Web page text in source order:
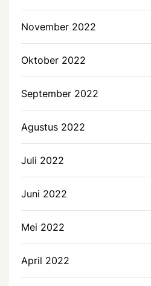
November 2022
Oktober 2022
September 2022
Agustus 2022
Juli 2022
Juni 2022
Mei 2022
April 2022